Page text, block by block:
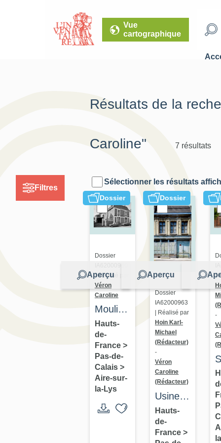
Vue
cartographique
Filtres
Résultats de la
Caroline" 7 résultats
Sélectionner les résultats
Dossier
Aperçu
Dossier
IA62000960
| Réalisé par
Véron
Caroline
Moulin
à farine
puis
Minoterie
des
Invalides,
actuellement
maison
Hauts-
de-
France >
Pas-de-
Calais >
Aire-sur-
la-Lys
Dossier
Aperçu
Dossier
IA62000963
| Réalisé par
Hoin Karl-
Michael
(Rédacteur)
-
Véron
Caroline
(Rédacteur)
Usine
de
traitement
des
Hauts-
de-
France >
|
-